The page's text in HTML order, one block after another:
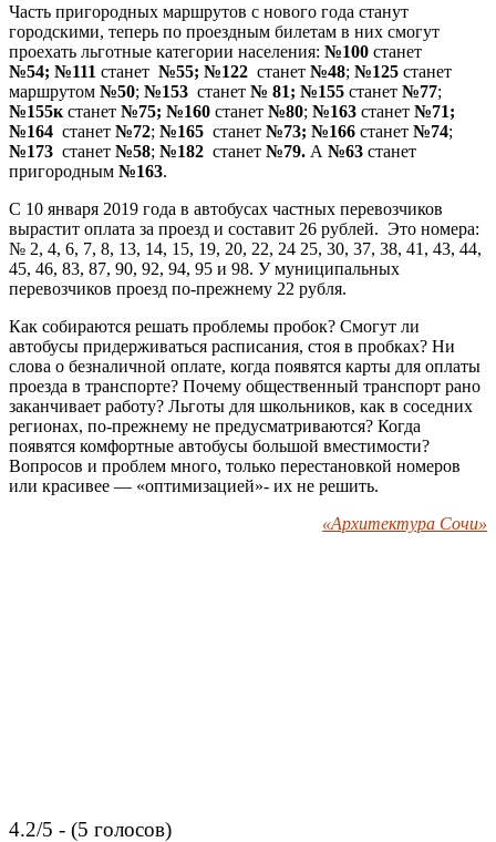
Часть пригородных маршрутов с нового года станут
городскими, теперь по проездным билетам в них смогут
проехать льготные категории населения: №100 станет
№54; №111 станет №55; №122 станет №48; №125 станет
маршрутом №50; №153 станет № 81; №155 станет №77;
№155к станет №75; №160 станет №80; №163 станет №71;
№164 станет №72; №165 станет №73; №166 станет №74;
№173 станет №58; №182 станет №79. А №63 станет
пригородным №163.
С 10 января 2019 года в автобусах частных перевозчиков
вырастит оплата за проезд и составит 26 рублей. Это номера:
№ 2, 4, 6, 7, 8, 13, 14, 15, 19, 20, 22, 24 25, 30, 37, 38, 41, 43, 44,
45, 46, 83, 87, 90, 92, 94, 95 и 98. У муниципальных
перевозчиков проезд по-прежнему 22 рубля.
Как собираются решать проблемы пробок? Смогут ли
автобусы придерживаться расписания, стоя в пробках? Ни
слова о безналичной оплате, когда появятся карты для оплаты
проезда в транспорте? Почему общественный транспорт рано
заканчивает работу? Льготы для школьников, как в соседних
регионах, по-прежнему не предусматриваются? Когда
появятся комфортные автобусы большой вместимости?
Вопросов и проблем много, только перестановкой номеров
или красивее — «оптимизацией»- их не решить.
«Архитектура Сочи»
4.2/5 - (5 голосов)